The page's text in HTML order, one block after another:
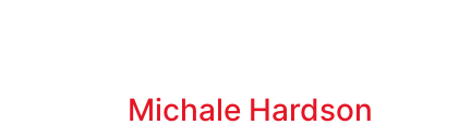
Michale Hardson